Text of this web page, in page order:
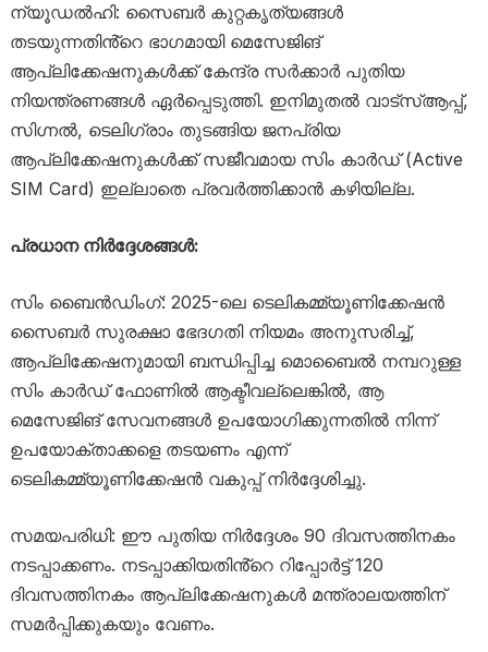
ന്യൂഡൽഹി: സൈബർ കുറ്റകൃത്യങ്ങൾ
തടയുന്നതിൻ്റെ ഭാഗമായി മെസേജിങ്
ആപ്ലിക്കേഷനുകൾക്ക് കേന്ദ്ര സർക്കാർ പുതിയ
നിയന്ത്രണങ്ങൾ ഏർപ്പെടുത്തി. ഇനിമുതൽ വാട്‌സ്ആപ്പ്,
സിഗ്നൽ, ടെലിഗ്രാം തുടങ്ങിയ ജനപ്രിയ
ആപ്ലിക്കേഷനുകൾക്ക് സജീവമായ സിം കാർഡ് (Active
SIM Card) ഇല്ലാതെ പ്രവർത്തിക്കാൻ കഴിയില്ല.
പ്രധാന നിർദ്ദേശങ്ങൾ:
സിം ബൈൻഡിംഗ്: 2025-ലെ ടെലികമ്മ്യൂണിക്കേഷൻ
സൈബർ സുരക്ഷാ ഭേദഗതി നിയമം അനുസരിച്ച്,
ആപ്ലിക്കേഷനുമായി ബന്ധിപ്പിച്ച മൊബൈൽ നമ്പറുള്ള
സിം കാർഡ് ഫോണിൽ ആക്ടീവല്ലെങ്കിൽ, ആ
മെസേജിങ് സേവനങ്ങൾ ഉപയോഗിക്കുന്നതിൽ നിന്ന്
ഉപയോക്താക്കളെ തടയണം എന്ന്
ടെലികമ്മ്യൂണിക്കേഷൻ വകുപ്പ് നിർദ്ദേശിച്ചു.
സമയപരിധി: ഈ പുതിയ നിർദ്ദേശം 90 ദിവസത്തിനകം
നടപ്പാക്കണം. നടപ്പാക്കിയതിൻ്റെ റിപ്പോർട്ട് 120
ദിവസത്തിനകം ആപ്ലിക്കേഷനുകൾ മന്ത്രാലയത്തിന്
സമർപ്പിക്കുകയും വേണം.